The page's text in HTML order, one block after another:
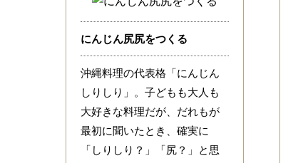
にんじん尻尻をつくる
沖縄料理の代表格「にんじん
しりしり」。子どもも大人も
大好きな料理だが、だれもが
最初に聞いたとき、確実に
「しりしり？」「尻？」と思